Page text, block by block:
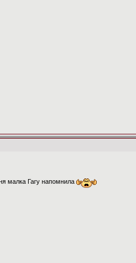
малка Гагу напомнила